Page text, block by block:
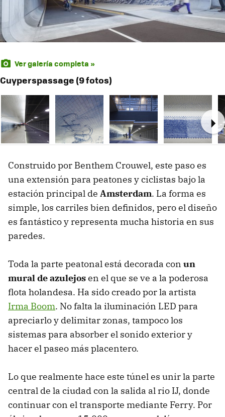
Ver galería completa »
Cuyperspassage (9 fotos)
Construido por Benthem Crouwel, este paso es
una extensión para peatones y ciclistas bajo la
estación principal de Amsterdam. La forma es
simple, los carriles bien definidos, pero el diseño
es fantástico y representa mucha historia en sus
paredes.
Toda la parte peatonal está decorada con un
mural de azulejosen el que se ve a la poderosa
flota holandesa. Ha sido creado por la artista
Irma Boom. No falta la iluminación LED para
apreciarlo y delimitar zonas, tampoco los
sistemas para absorber el sonido exterior y
hacer el paseo más placentero.
Lo que realmente hace este túnel es unir la parte
central de la ciudad con la salida al rio IJ, donde
continuar con el transporte mediante Ferry. Por